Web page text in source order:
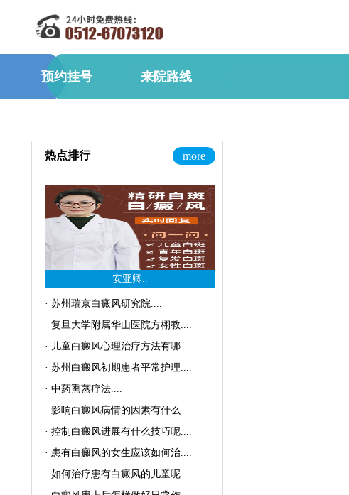
预约挂号 来院路线
热点排行 more
安亚卿..
· 苏州瑞京白癜风研究院....
· 复旦大学附属华山医院方栩教....
· 儿童白癜风心理治疗方法有哪....
· 苏州白癜风初期患者平常护理....
· 中药熏蒸疗法....
· 影响白癜风病情的因素有什么....
· 控制白癜风进展有什么技巧呢....
· 患有白癜风的女生应该如何治....
· 如何治疗患有白癜风的儿童呢....